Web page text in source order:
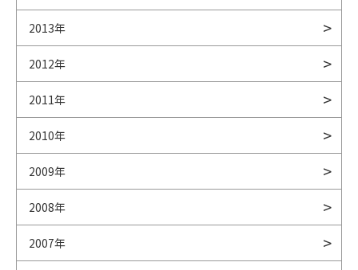
2013年
2012年
2011年
2010年
2009年
2008年
2007年